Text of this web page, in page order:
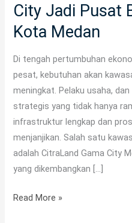
City Jadi Pusat
Kota Medan
Di tengah pertumbuhan
pesat, kebutuhan akan
meningkat. Pelaku usaha,
strategis yang tidak hanya
infrastruktur lengkap dan
menjanjikan. Salah satu
adalah CitraLand Gama City
yang dikembangkan […]
Kota
Medan
Read More »